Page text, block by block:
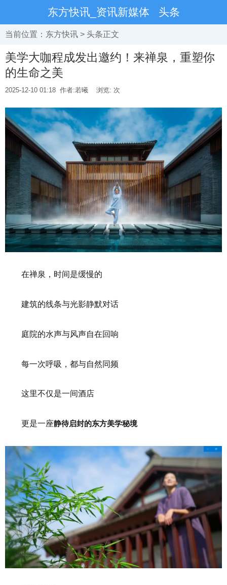
东方快讯_资讯新媒体 头条
当前位置： 东方快讯 > 头条正文
美学大咖程成发出邀约！来禅泉，重塑你
的生命之美
2025-12-10 01:18 作者:若曦 浏览: 次
在禅泉，时间是缓慢的
建筑的线条与光影静默对话
庭院的水声与风声自在回响
每一次呼吸，都与自然同频
这里不仅是一间酒店
更是一座静待启封的东方美学秘境